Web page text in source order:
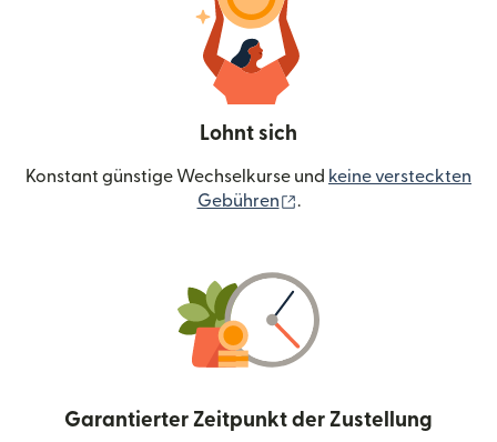
Lohnt sich
Konstant günstige Wechselkurse und keine versteckten
Gebühren
.
Garantierter Zeitpunkt der Zustellung